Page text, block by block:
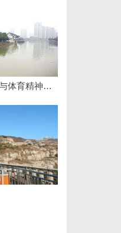
体育冠军代言人：打造品牌与体育精神的完美融合